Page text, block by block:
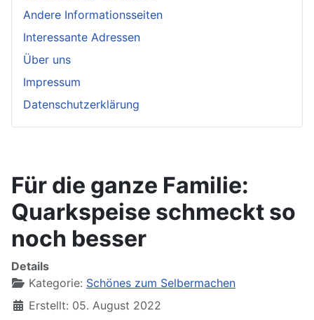
Andere Informationsseiten
Interessante Adressen
Über uns
Impressum
Datenschutzerklärung
Für die ganze Familie:
Quarkspeise schmeckt so
noch besser
Details
Kategorie: Schönes zum Selbermachen
Erstellt: 05. August 2022